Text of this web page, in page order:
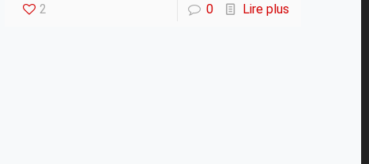
2 0 Lire plus